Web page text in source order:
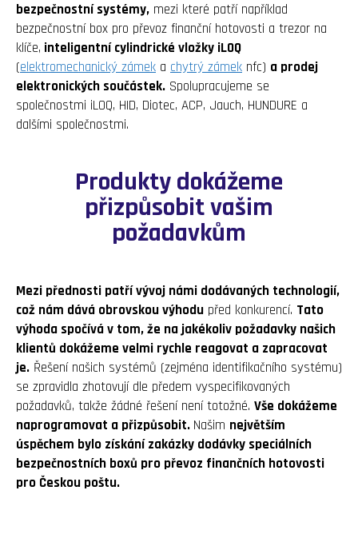
bezpečnostní systémy, mezi které patří například
bezpečnostní box pro převoz finanční hotovosti a trezor na
klíče, inteligentní cylindrické vložky iLOQ
(elektromechanický zámek a chytrý zámek nfc) a prodej
elektronických součástek. Spolupracujeme se
společnostmi iLOQ, HID, Diotec, ACP, Jauch, HUNDURE a
dalšími společnostmi.
Produkty dokážeme
přizpůsobit vašim
požadavkům
Mezi přednosti patří vývoj námi dodávaných technologií,
což nám dává obrovskou výhodu před konkurencí. Tato
výhoda spočívá v tom, že na jakékoliv požadavky našich
klientů dokážeme velmi rychle reagovat a zapracovat
je. Řešení našich systémů (zejména identifikačního systému)
se zpravidla zhotovují dle předem vyspecifikovaných
požadavků, takže žádné řešení není totožné. Vše dokážeme
naprogramovat a přizpůsobit. Našim největším
úspěchem bylo získání zakázky dodávky speciálních
bezpečnostních boxů pro převoz finančních hotovosti
pro Českou poštu.